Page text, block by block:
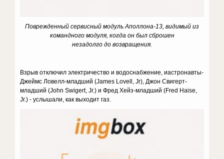
Поврежденный сервисный модуль Аполлона-13, видимый из
командного модуля, когда он был сброшен
незадолго до возвращения.
Взрыв отключил электричество и водоснабжение, иастронавты-
Джеймс Ловелл-младший (James Lovell, Jr), Джон Свигерт-
младший (John Swigert, Jr.) и Фред Хейз-младший (Fred Haise,
Jr.) - услышали, как выходит газ.